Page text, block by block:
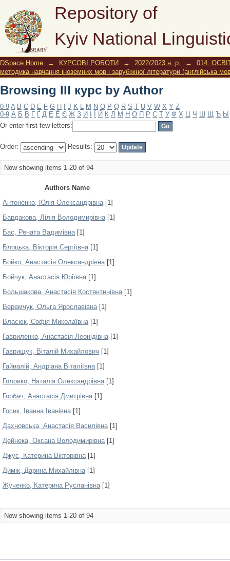
Repository of
Kyiv National
Browsing III курс by Author
DSpace Home → КУРСОВІ РОБОТИ → 2022/2023 н. р. →
014.
методика навчання іноземних мов і зарубіжної літератури (англійська
Browsing III курс by Author
0-9 A B C D E F G H J K L M N O P Q R S T U V W X Y Z
0-9 А Б В Г Ґ Д Е Ё Є Ж З И Й К Л М Н О П Р С Т У Ф Х Ц Ч Ш Щ Ъ Ы
Or enter first few letters:
Order: Results:
Now showing items 1-20 of 94
Authors Name
Антоненко, Юлія Олександрівна[1]
Бардакова, Лілія Володимирівна[1]
Бас, Рената Вадимівна[1]
Блоцька, Вікторія Сергіївна[1]
Бойко, Анастасія Олександрівна[1]
Бойчук, Анастасія Юріївна[1]
Большакова, Анастасія Костянтинівна[1]
Веремчук, Ольга Ярославівна[1]
Власюк, Софія Миколаївна[1]
Гавриленко, Анастасія Леонідівна[1]
Гаврищук, Віталій Михайлович [1]
Гайналій, Андріана Віталіївна[1]
Головко, Наталія Олександрівна[1]
Горбач, Анастасія Дмитрівна[1]
Госик, Іванна Іванівна[1]
Дахновська, Анастасія Василівна[1]
Дейнека, Оксана Володимирівна[1]
Джус, Катерина Вікторівна[1]
Димік, Дарина Михайлівна[1]
Жученко, Катерина Русланівна[1]
Now showing items 1-20 of 94